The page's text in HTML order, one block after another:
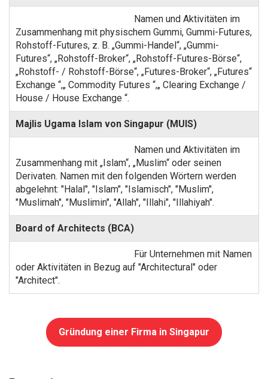
Namen und Aktivitäten im
Zusammenhang mit physischem Gummi, Gummi-Futures,
Rohstoff-Futures, z. B. „Gummi-Handel“, „Gummi-
Futures“, „Rohstoff-Broker“, „Rohstoff-Futures-Börse“,
„Rohstoff- / Rohstoff-Börse“, „Futures-Broker“, „Futures“
Exchange “,„ Commodity Futures “,„ Clearing Exchange /
House / House Exchange “.
Majlis Ugama Islam von Singapur (MUIS)
Namen und Aktivitäten im
Zusammenhang mit „Islam“, „Muslim“ oder seinen
Derivaten. Namen mit den folgenden Wörtern werden
abgelehnt: "Halal", "Islam", "Islamisch", "Muslim",
"Muslimah", "Muslimin", "Allah", "Illahi", "Illahiyah".
Board of Architects (BCA)
Für Unternehmen mit Namen
oder Aktivitäten in Bezug auf "Architectural" oder
"Architect".
Gründung einer Firma in Singapur